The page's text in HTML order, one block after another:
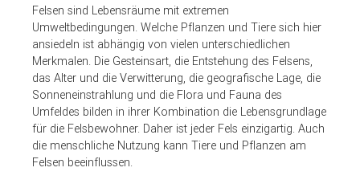
Felsen sind Lebensräume mit extremen
Umweltbedingungen. Welche Pflanzen und Tiere sich hier
ansiedeln ist abhängig von vielen unterschiedlichen
Merkmalen. Die Gesteinsart, die Entstehung des Felsens,
das Alter und die Verwitterung, die geografische Lage, die
Sonneneinstrahlung und die Flora und Fauna des
Umfeldes bilden in ihrer Kombination die Lebensgrundlage
für die Felsbewohner. Daher ist jeder Fels einzigartig. Auch
die menschliche Nutzung kann Tiere und Pflanzen am
Felsen beeinflussen.